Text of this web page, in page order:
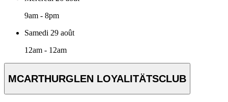
9am - 8pm
Samedi 29 août
12am - 12am
MCARTHURGLEN LOYALITÄTSCLUB